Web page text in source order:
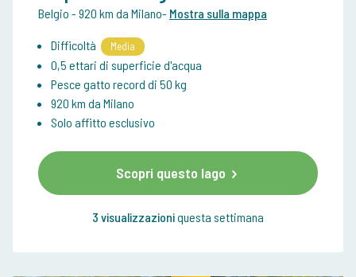
Belgio - 920 km da Milano- Mostra sulla mappa
Difficoltà Media
0,5 ettari di superficie d'acqua
Pesce gatto record di 50 kg
920 km da Milano
Solo affitto esclusivo
Scopri questo lago
3 visualizzazioniquesta settimana